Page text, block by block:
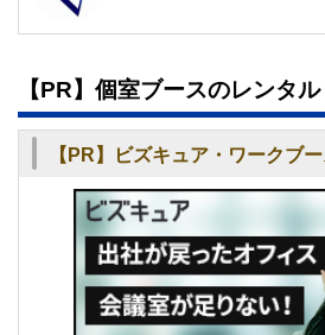
FinancialField編集部は、金融、
知識がない方でも理解できるよ
す。
得者を中心に「お金や暮らし」
関わることで、読者目線のコン
FinancialFieldの特徴は、ファイ
護士、税理士、宅地建物取引士
ドバイザー、DCプランナー、公
士、行政書士、投資アナリスト
ど150名以上の有資格者を執筆者
【PR】個室ブースのレンタ
【PR】ビズキュア・ワークブ